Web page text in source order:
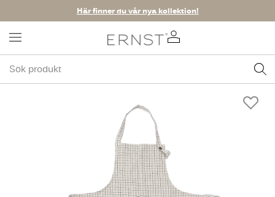
Här finner du vår nya kollektion!